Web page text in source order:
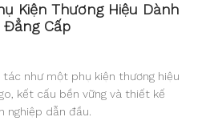
Kiện Thương Hiệu Dành
Đẳng Cấp
như một phụ kiện thương hiệu
kết cấu bền vững và thiết kế
nghiệp dẫn đầu.